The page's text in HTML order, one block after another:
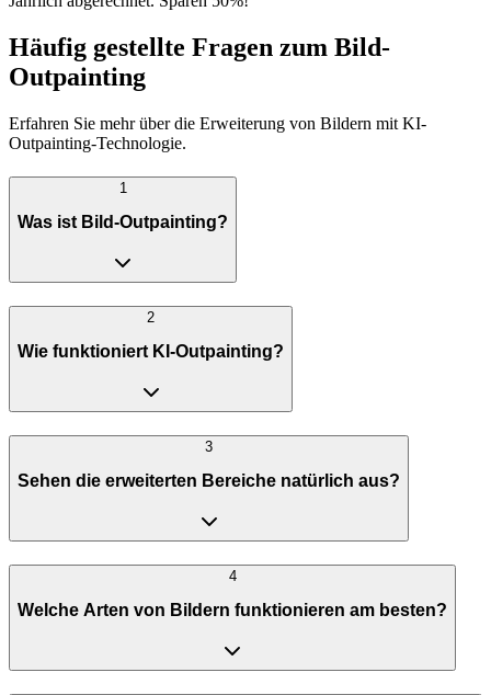
Häufig gestellte Fragen zum Bild-
Outpainting
Erfahren Sie mehr über die Erweiterung von Bildern mit KI-
Outpainting-Technologie.
1
Was ist Bild-Outpainting?
2
Wie funktioniert KI-Outpainting?
3
Sehen die erweiterten Bereiche natürlich aus?
4
Welche Arten von Bildern funktionieren am besten?